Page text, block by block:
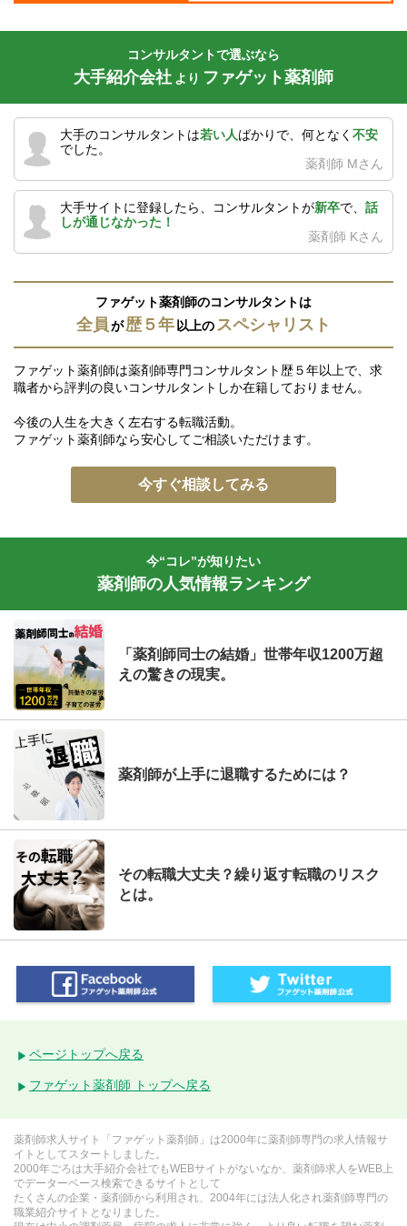
コンサルタントで選ぶなら
大手紹介会社 より ファゲット薬剤師
大手のコンサルタントは若い人ばかりで、何となく 不安
でした。
薬剤師 Mさん
大手サイトに登録したら、コンサルタントが新卒で、 話
しが通じなかった！
薬剤師 Kさん
ファゲット薬剤師のコンサルタントは
全員が歴５年以上のスペシャリスト
ファゲット薬剤師は薬剤師専門コンサルタント歴５年以上で、求
職者から評判の良いコンサルタントしか在籍しておりません。
今後の人生を大きく左右する転職活動。
ファゲット薬剤師なら安心してご相談いただけます。
今すぐ相談してみる
今“コレ”が知りたい
薬剤師の人気情報ランキング
「薬剤師同士の結婚」世帯年収1200万超
えの驚きの現実。
薬剤師が上手に退職するためには？
その転職大丈夫？繰り返す転職のリスク
とは。
ページトップへ戻る
ファゲット薬剤師 トップへ戻る
薬剤師求人サイト「ファゲット薬剤師」は2000年に薬剤師専門の求人情報サ
イトとしてスタートしました。
2000年ごろは大手紹介会社でもWEBサイトがないなか、薬剤師求人をWEB上
でデーターベース検索できるサイトとして
たくさんの企業・薬剤師から利用され、2004年には法人化され薬剤師専門の
職業紹介サイトとなりました。